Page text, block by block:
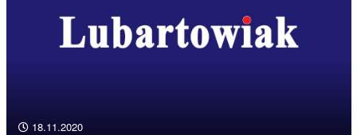
18.11.2020